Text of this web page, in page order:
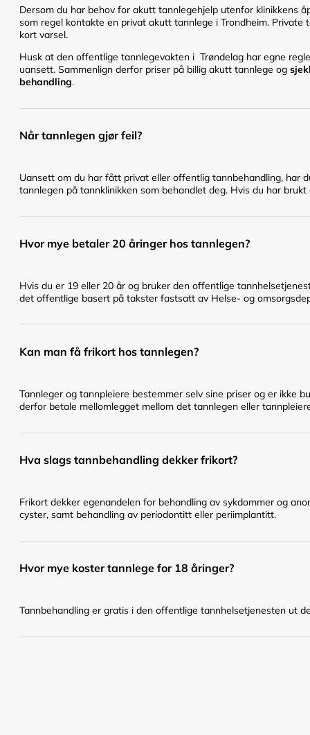
Dersom du har behov for akutt tannlegehjelp utenfor klinikkens
som regel kontakte en privat akutt tannlege i Trondheim.
kort varsel.
Husk at den offentlige tannlegevakten i Trøndelag har egne
uansett. Sammenlign derfor priser på billig akutt tannlege og
behandling.
Når tannlegen gjør feil?
Uansett om du har fått privat eller offentlig tannbehandling, har
tannlegen på tannklinikken som behandlet deg. Hvis du har
Hvor mye betaler 20 åringer hos tannlegen?
Hvis du er 19 eller 20 år og bruker den offentlige
det offentlige basert på takster fastsatt av Helse- og
Kan man få frikort hos tannlegen?
Tannleger og tannpleiere bestemmer selv sine priser og er ikke
derfor betale mellomlegget mellom det tannlegen eller
Hva slags tannbehandling dekker frikort?
Frikort dekker egenandelen for behandling av sykdommer og
cyster, samt behandling av periodontitt eller periimplantitt.
Hvor mye koster tannlege for 18 åringer?
Tannbehandling er gratis i den offentlige tannhelsetjenesten ut